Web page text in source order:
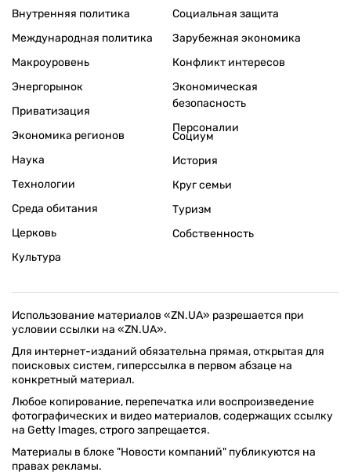
Внутренняя политика
Международная политика
Макроуровень
Энергорынок
Приватизация
Экономика регионов
Социальная защита
Зарубежная экономика
Конфликт интересов
Экономическая
безопасность
Персоналии
Наука
Технологии
Среда обитания
Церковь
Культура
Социум
История
Круг семьи
Туризм
Собственность
Использование материалов «ZN.UA» разрешается при
условии ссылки на «ZN.UA».
Для интернет-изданий обязательна прямая, открытая для
поисковых систем, гиперссылка в первом абзаце на
конкретный материал.
Любое копирование, перепечатка или воспроизведение
фотографических и видео материалов, содержащих ссылку
на Getty Images, строго запрещается.
Материалы в блоке "Новости компаний" публикуются на
правах рекламы.